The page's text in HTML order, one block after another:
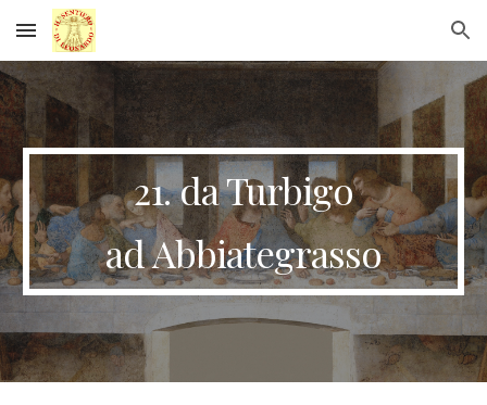
Skip to main content Skip to navigation
21. da Turbigo
ad Abbiategrasso